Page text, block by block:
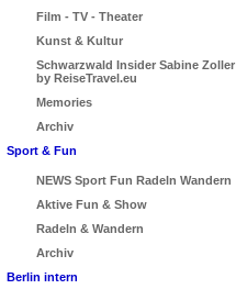
Film - TV - Theater
Kunst & Kultur
Schwarzwald Insider Sabine Zoller
by ReiseTravel.eu
Memories
Archiv
Sport & Fun
NEWS Sport Fun Radeln Wandern
Aktive Fun & Show
Radeln & Wandern
Archiv
Berlin intern